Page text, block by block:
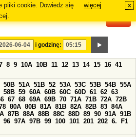
pliki cookie. Dowiedz się
więcej x
i godzinę:
8 9 10A 10B 11 12 13 14 15 16 41
50B 51A 51B 52 53A 53C 53B 54B 55A
58B 59 60A 60B 60C 60D 61 62 63
67 68 69A 69B 70 71A 71B 72A 72B
80A 80B 81A 81B 82A 82B 83 84A
87B 88A 88B 88C 88D 89 90 91A 91B
96 97A 97B 99 100 101 201 202 6.
F1